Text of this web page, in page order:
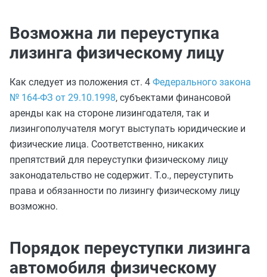
Возможна ли переуступка
лизинга физическому лицу
Как следует из положения ст. 4 Федерального закона
№ 164-ФЗ от 29.10.1998, субъектами финансовой
аренды как на стороне лизингодателя, так и
лизингополучателя могут выступать юридические и
физические лица. Соответственно, никаких
препятствий для переуступки физическому лицу
законодательство не содержит. Т.о., переуступить
права и обязанности по лизингу физическому лицу
возможно.
Порядок переуступки лизинга
автомобиля физическому